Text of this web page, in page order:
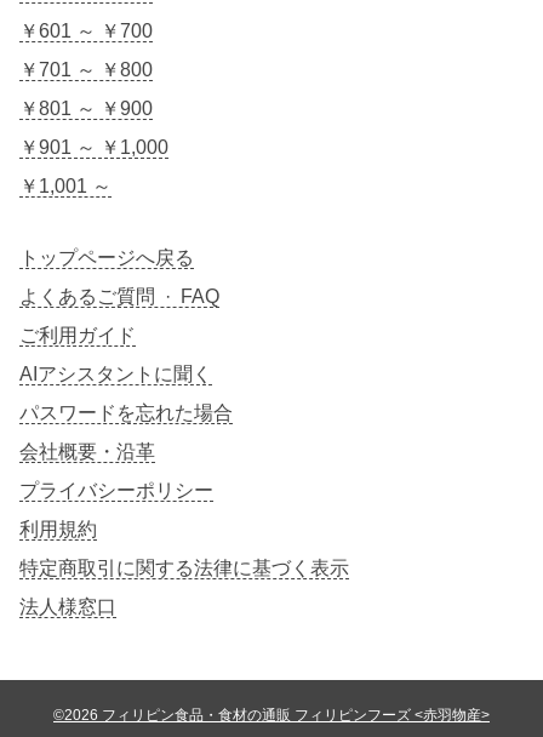
￥601 ～ ￥700
￥701 ～ ￥800
￥801 ～ ￥900
￥901 ～ ￥1,000
￥1,001 ～
トップページへ戻る
よくあるご質問 · FAQ
ご利用ガイド
AIアシスタントに聞く
パスワードを忘れた場合
会社概要・沿革
プライバシーポリシー
利用規約
特定商取引に関する法律に基づく表示
法人様窓口
©2026 フィリピン食品・食材の通販 フィリピンフーズ <赤羽物産>